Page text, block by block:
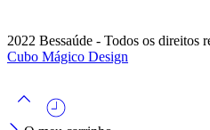
2022 Bessaúde - Todos os direitos
Cubo Mágico Design